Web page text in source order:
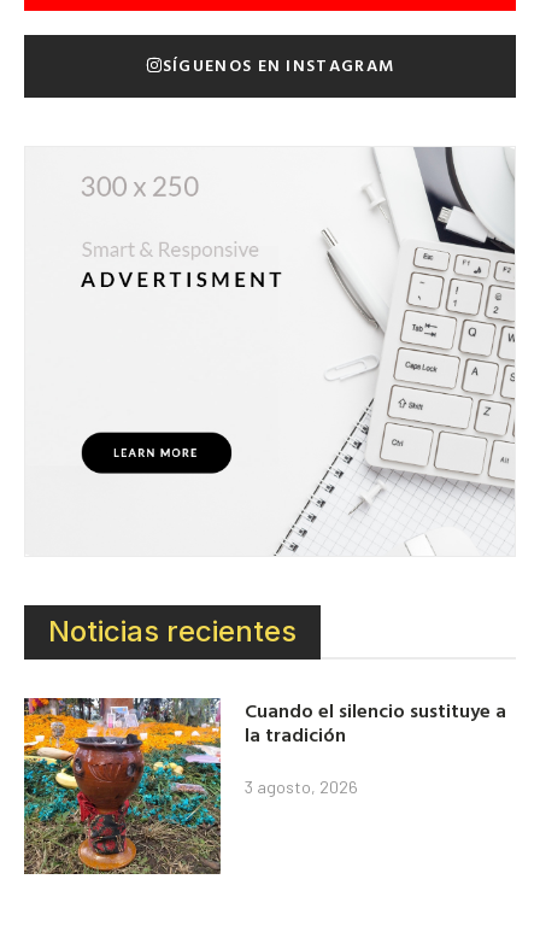
SÍGUENOS EN INSTAGRAM
Noticias recientes
Cuando el silencio sustituye a
la tradición
3 agosto, 2026